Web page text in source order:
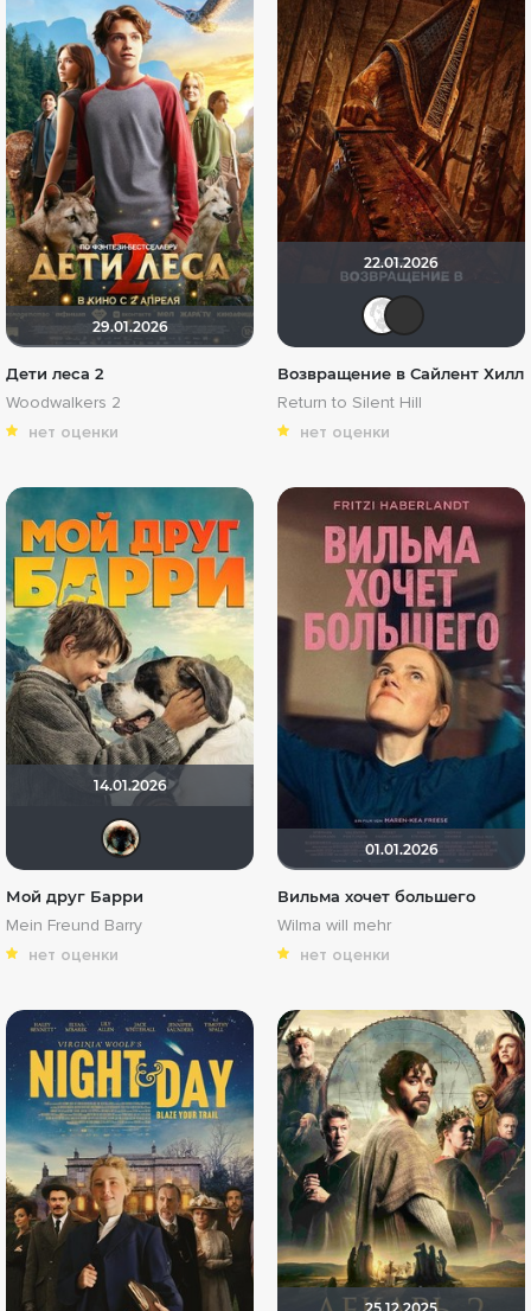
29.01.2026
Дети леса 2
Woodwalkers 2
нет оценки
22.01.2026
Возвращение в Сайлент Хилл
Return to Silent Hill
нет оценки
14.01.2026
Мой друг Барри
Mein Freund Barry
нет оценки
01.01.2026
Вильма хочет большего
Wilma will mehr
нет оценки